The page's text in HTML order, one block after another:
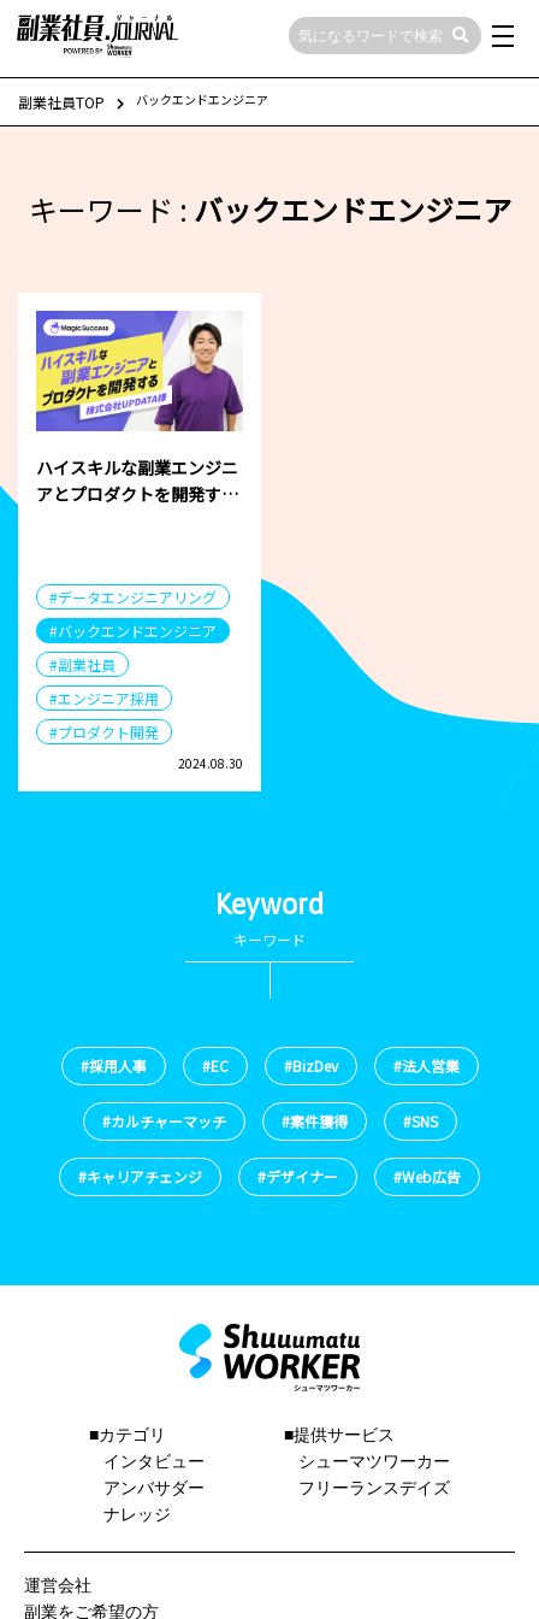
副業社員TOP バックエンドエンジニア
キーワード : バックエンドエンジニア
ハイスキルな副業エンジニ
アとプロダクトを開発する
#データエンジニアリング
#バックエンドエンジニア
#副業社員
#エンジニア採用
#プロダクト開発
2024.08.30
Keyword
キーワード
#採用人事 #EC #BizDev #法人営業
#カルチャーマッチ #案件獲得 #SNS
#キャリアチェンジ #デザイナー #Web広告
■カテゴリ
インタビュー
アンバサダー
ナレッジ
■提供サービス
シューマツワーカー
フリーランスデイズ
運営会社
副業をご希望の方